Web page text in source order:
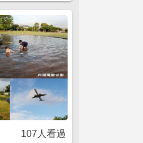
107人看過